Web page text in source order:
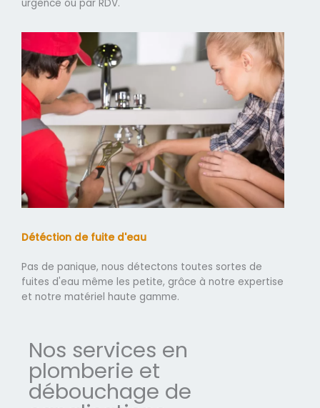
urgence ou par RDV.
Détéction de fuite d'eau
Pas de panique, nous détectons toutes sortes de
fuites d'eau même les petite, grâce à notre expertise
et notre matériel haute gamme.
Nos services en
plomberie et
débouchage de